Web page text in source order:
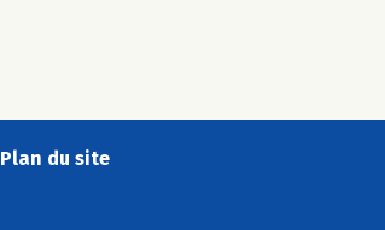
Plan du site